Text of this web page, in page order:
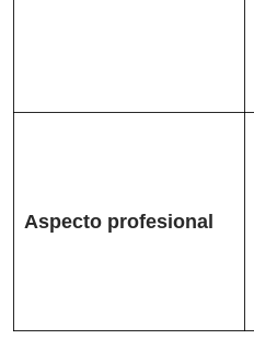
Aspecto profesional